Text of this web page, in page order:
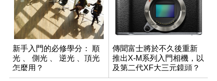
新手入門的必修學分： 順
光 、 側光 、 逆光 、頂光
怎麼用？
傳聞富士將於不久後重新
推出X-M系列入門相機，以
及第二代XF大三元鏡頭？